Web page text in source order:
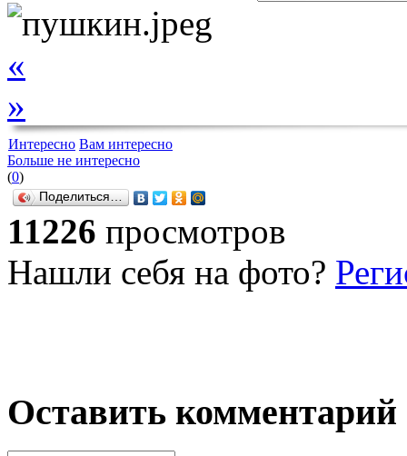
«
»
Интересно Вам интересно
Больше не интересно
(0)
Поделиться…
11226 просмотров
Нашли себя на фото?
Оставить комментарий